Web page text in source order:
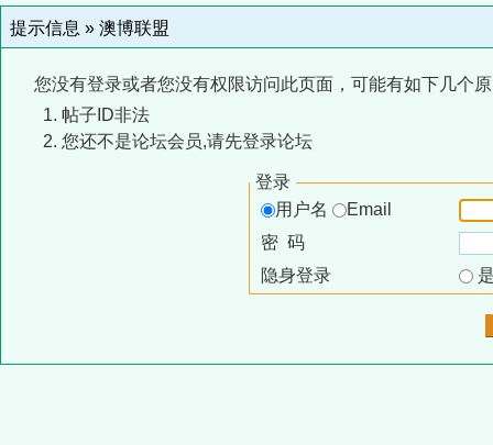
提示信息 » 澳博联盟
您没有登录或者您没有权限访问此页面，可能有如下几个
帖子ID非法
您还不是论坛会员,请先登录论坛
登录
用户名
Email
密 码
隐身登录